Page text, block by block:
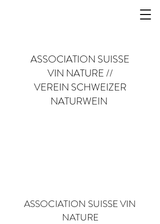
ASSOCIATION SUISSE
VIN NATURE //
VEREIN SCHWEIZER
NATURWEIN
ASSOCIATION SUISSE VIN
NATURE